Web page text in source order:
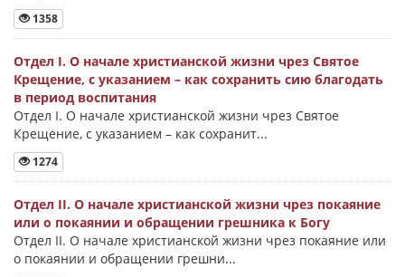
1358
Отдел I. О начале христианской жизни чрез Святое
Крещение, с указанием – как сохранить сию благодать
в период воспитания
Отдел I. О начале христианской жизни чрез Святое
Крещение, с указанием – как сохранит...
1274
Отдел II. О начале христианской жизни чрез покаяние
или о покаянии и обращении грешника к Богу
Отдел II. О начале христианской жизни чрез покаяние или
о покаянии и обращении грешни...